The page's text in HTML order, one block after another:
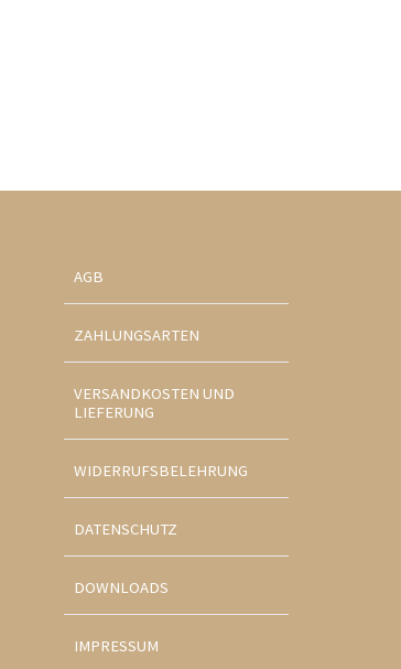
AGB
ZAHLUNGSARTEN
VERSANDKOSTEN UND
LIEFERUNG
WIDERRUFSBELEHRUNG
DATENSCHUTZ
DOWNLOADS
IMPRESSUM